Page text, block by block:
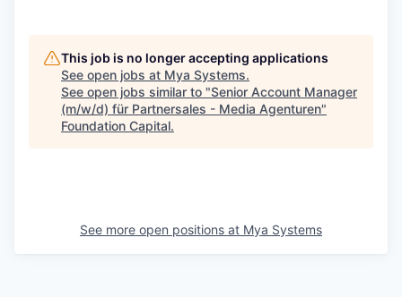
This job is no longer accepting applications
See open jobs at Mya Systems.
See open jobs similar to "Senior Account Manager
(m/w/d) für Partnersales - Media Agenturen"
Foundation Capital.
See more open positions at Mya Systems